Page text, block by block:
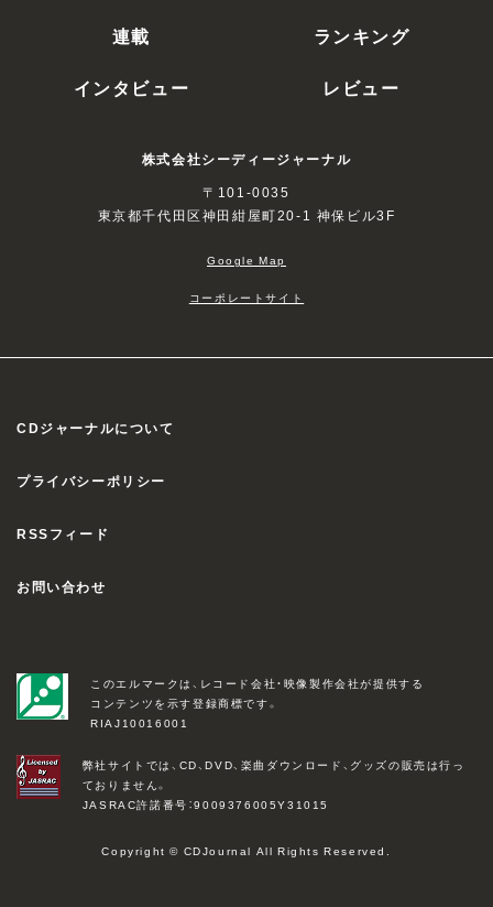
連載
ランキング
インタビュー
レビュー
株式会社シーディージャーナル
〒101-0035
東京都千代田区神田紺屋町20-1 神保ビル3F
Google Map
コーポレートサイト
CDジャーナルについて
プライバシーポリシー
RSSフィード
お問い合わせ
このエルマークは、レコード会社・映像製作会社が提供する
コンテンツを示す登録商標です。
RIAJ10016001
弊社サイトでは、CD、DVD、楽曲ダウンロード、グッズの販売は行っ
ておりません。
JASRAC許諾番号：9009376005Y31015
Copyright © CDJournal All Rights Reserved.